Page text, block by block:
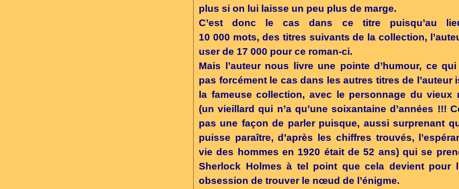
plus si on lui laisse un peu plus de marge.
C’est donc le cas dans ce titre puisqu’au
10 000 mots, des titres suivants de la collection,
user de 17 000 pour ce roman-ci.
Mais l’auteur nous livre une pointe d’humour, ce qui
pas forcément le cas dans les autres titres de l’auteur
la fameuse collection, avec le personnage du vieux
(un vieillard qui n’a qu’une soixantaine d’années !!!
pas une façon de parler puisque, aussi surprenant
puisse paraître, d’après les chiffres trouvés,
vie des hommes en 1920 était de 52 ans) qui se
Sherlock Holmes à tel point que cela devient pour
obsession de trouver le nœud de l’énigme.